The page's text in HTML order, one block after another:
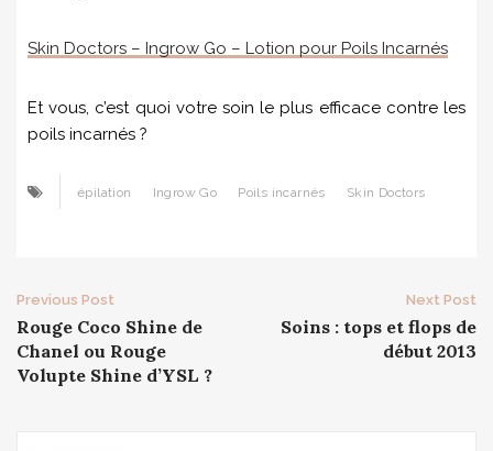
Skin Doctors – Ingrow Go – Lotion pour Poils Incarnés
Et vous, c’est quoi votre soin le plus efficace contre les
poils incarnés ?
épilation Ingrow Go Poils incarnés Skin Doctors
Post
navigation
Previous Post
Rouge Coco Shine de
Chanel ou Rouge
Volupte Shine d’YSL ?
Next Post
Soins : tops et flops de
début 2013